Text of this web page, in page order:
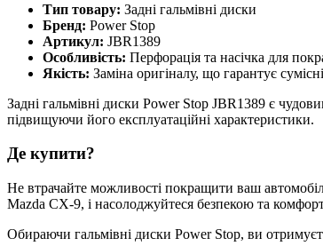
Тип товару: Задні гальмівні диски
Бренд: Power Stop
Артикул: JBR1389
Особливість: Перфорація та насічка для
Якість: Заміна оригіналу, що гарантує
Задні гальмівні диски Power Stop JBR1389 є
підвищуючи його експлуатаційні характеристики.
Де купити?
Не втрачайте можливості покращити ваш
Mazda CX-9, і насолоджуйтеся безпекою та
Обираючи гальмівні диски Power Stop, ви